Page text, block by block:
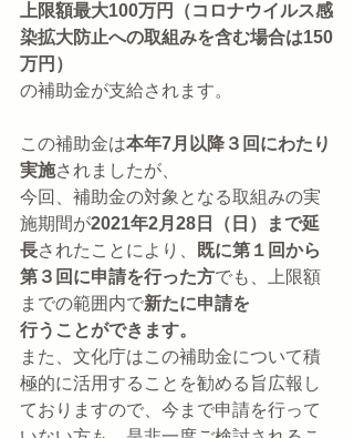
上限額最大100万円（コロナウイルス感
染拡大防止への取組みを含む場合は150
万円）
の補助金が支給されます。
この補助金は本年7月以降３回にわたり
実施されましたが、
今回、補助金の対象となる取組みの実
施期間が2021年2月28日（日）まで延
長されたことにより、
既に第１回から
第３回に申請を行った方でも、上限額
までの範囲内で新たに申請を
行うことができます。
また、文化庁はこの補助金について積
極的に活用することを勧める旨広報し
ておりますので、今まで申請を行って